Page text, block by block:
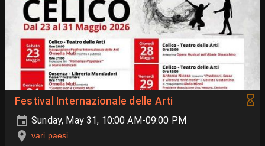
Festival Internazionale delle Arti
Sunday, May 31, 10:00 AM-09:00 PM
vari paesi